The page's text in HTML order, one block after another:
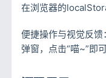
在浏览器的
便捷操作与视觉反
弹窗，点击“喵~”即